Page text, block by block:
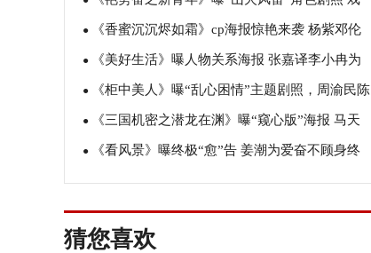
骨加磅大剧品质初现
● 《香蜜沉沉烬如霜》cp海报惊艳来袭 杨紫邓伦
新春发糖甜蜜定情
● 《美好生活》曝人物关系海报 张嘉译李小冉为
爱再牵手
● 《柜中美人》曝“乱心困情”主题剧照，周渝民陈
瑶胡冰卿陷情感旋涡
● 《三国机密之潜龙在渊》曝“窥心版”海报 马天
宇韩东君展“眼”技
● 《看风景》曝终极“愈”告 姜潮为爱奋不顾身终
感动李溪芮
猜您喜欢